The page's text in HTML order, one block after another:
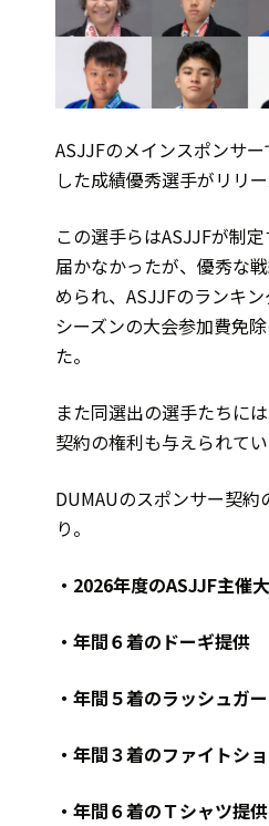
ASJJFのメインスポンサ
した成績優秀選手がリリー
この選手らはASJJFが制
届かなかったが、優秀な
められ、ASJJFのランキ
シーズンの大会参加費免
た。
また同選出の選手たちに
契約の権利も与えられてい
DUMAUのスポンサー契
り。
・2026年度のASJJF主催
・年間６着のドーギ提供
・年間５着のラッシュガ
・年間３着のファイトシ
・年間６着のＴシャツ提供